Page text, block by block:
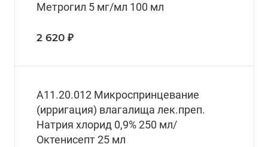
Метрогил 5 мг/мл 100 мл
2 620 ₽
A11.20.012 Микроспринцевание
(ирригация) влагалища лек.преп.
Натрия хлорид 0,9% 250 мл/
Октенисепт 25 мл